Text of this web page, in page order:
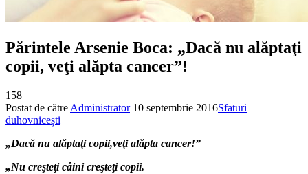
Părintele Arsenie Boca: „Dacă nu alăptaţi
copii, veţi alăpta cancer”!
158
Postat de către Administrator 10 septembrie 2016Sfaturi
duhovnicești
„Dacă nu alăptaţi copii,veţi alăpta cancer!”
„Nu creşteţi câini creşteţi copii.